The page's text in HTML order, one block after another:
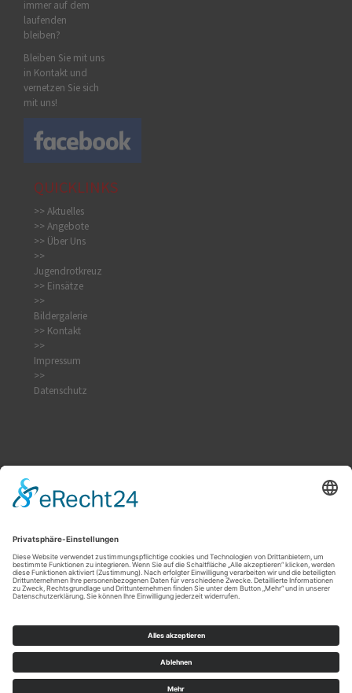
immer auf dem
laufenden
bleiben?
Bleiben Sie mit uns
in Kontakt und
vernetzen Sie sich
mit uns!
QUICKLINKS
>> Aktuelles
>> Angebote
>> Über Uns
>>
Jugendrotkreuz
>> Einsätze
>>
Bildergalerie
>> Kontakt
>>
Impressum
>>
Datenschutz
Kontakt|